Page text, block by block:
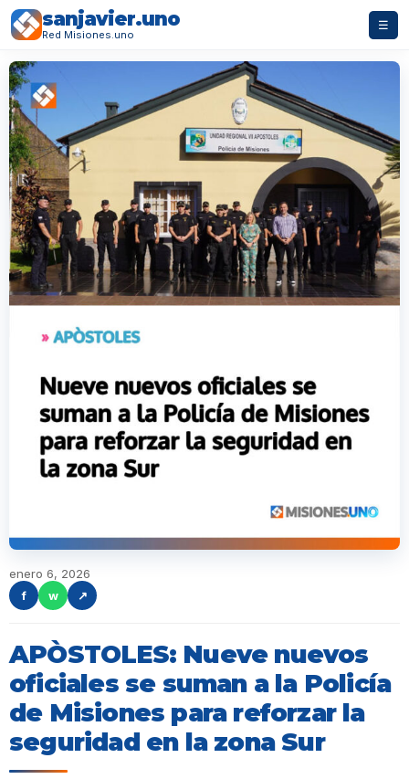
sanjavier.uno
Red Misiones.uno
☰
enero 6, 2026
f
w ↗
APÒSTOLES: Nueve nuevos
oficiales se suman a la Policía
de Misiones para reforzar la
seguridad en la zona Sur